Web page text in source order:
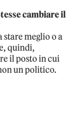
cambiare il
stare meglio o a
quindi,
il posto in cui
un politico.